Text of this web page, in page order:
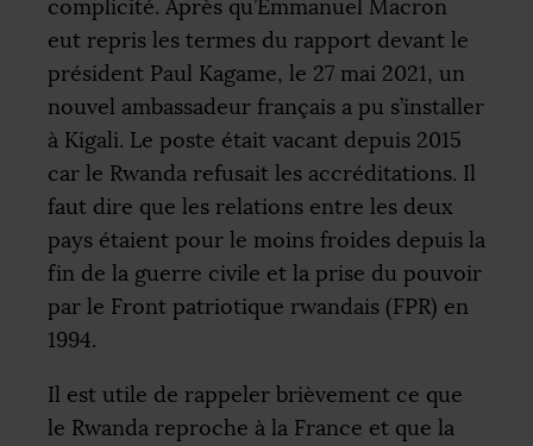
complicité. Après qu’Emmanuel Macron
eut repris les termes du rapport devant le
président Paul Kagame, le 27 mai 2021, un
nouvel ambassadeur français a pu s’installer
à Kigali. Le poste était vacant depuis 2015
car le Rwanda refusait les accréditations. Il
faut dire que les relations entre les deux
pays étaient pour le moins froides depuis la
fin de la guerre civile et la prise du pouvoir
par le Front patriotique rwandais (FPR) en
1994.
Il est utile de rappeler brièvement ce que
le Rwanda reproche à la France et que la